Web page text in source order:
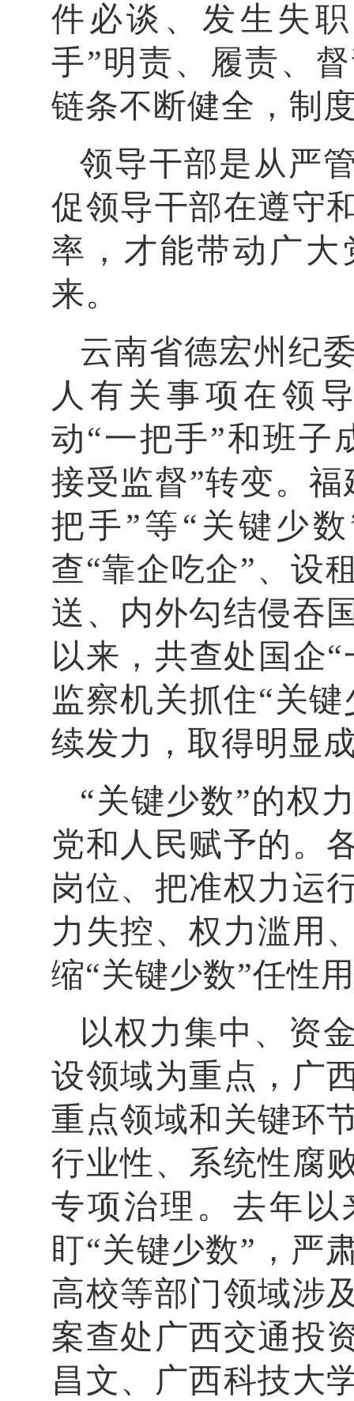
件必谈、发生失
手”明责、履责、
链条不断健全，制
领导干部是从严
促领导干部在遵守
率，才能带动广
来。
云南省德宏州纪
人有关事项在领
动“一把手”和班子
接受监督”转变。
把手”等“关键少
查“靠企吃企”、设
送、内外勾结侵吞
以来，共查处国企
监察机关抓住“关
续发力，取得明显
“关键少数”的权
党和人民赋予的。
岗位、把准权力运
力失控、权力滥用
缩“关键少数”任性
以权力集中、资
设领域为重点，广
重点领域和关键环
行业性、系统性腐
专项治理。去年
盯“关键少数”，严
高校等部门领域涉
案查处广西交通投
昌文、广西科技大